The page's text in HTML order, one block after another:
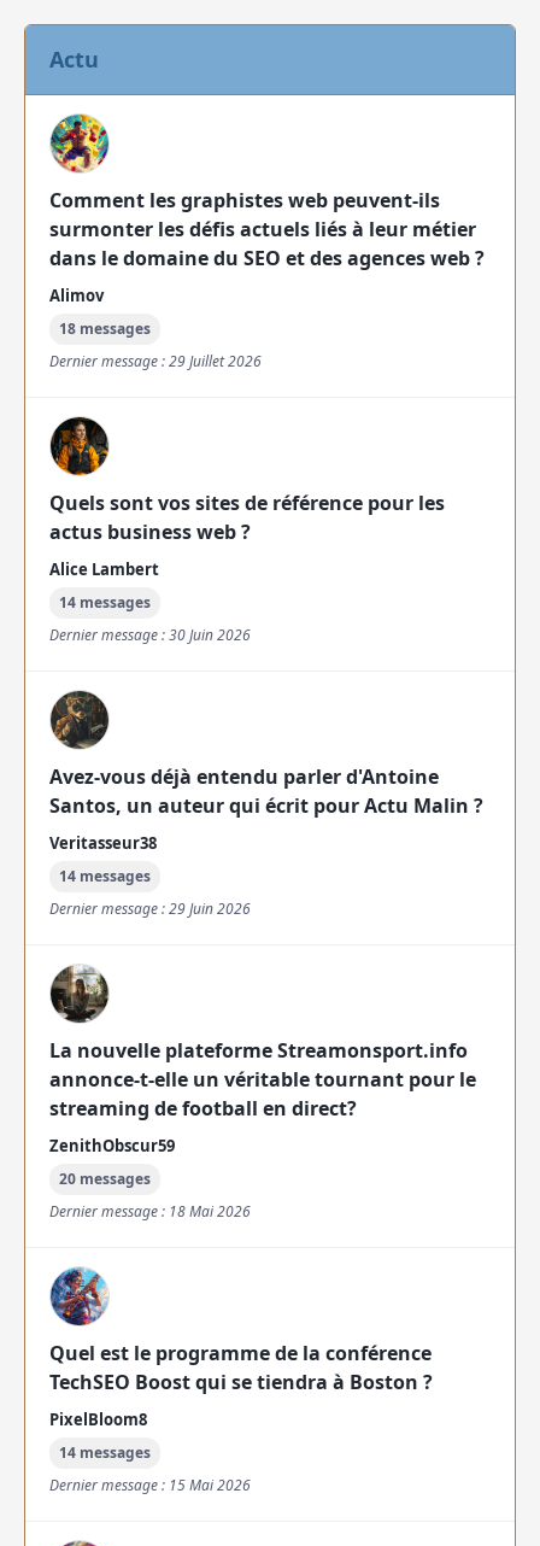
Actu
Comment les graphistes web peuvent-ils
surmonter les défis actuels liés à leur métier
dans le domaine du SEO et des agences web ?
Alimov
18 messages
Dernier message : 29 Juillet 2026
Quels sont vos sites de référence pour les
actus business web ?
Alice Lambert
14 messages
Dernier message : 30 Juin 2026
Avez-vous déjà entendu parler d'Antoine
Santos, un auteur qui écrit pour Actu Malin ?
Veritasseur38
14 messages
Dernier message : 29 Juin 2026
La nouvelle plateforme Streamonsport.info
annonce-t-elle un véritable tournant pour le
streaming de football en direct?
ZenithObscur59
20 messages
Dernier message : 18 Mai 2026
Quel est le programme de la conférence
TechSEO Boost qui se tiendra à Boston ?
PixelBloom8
14 messages
Dernier message : 15 Mai 2026